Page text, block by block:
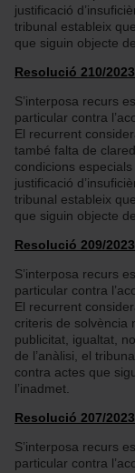
justificació
tribunal estableix
que siguin objecte
Resolució 210/2023
S’interposa recurs
particular contra
El recurrent
també falta de
condicions
justificació
tribunal estableix
que siguin objecte
Resolució 209/2023
S’interposa recurs
particular contra
El recurrent
criteris de solvència
publicitat, igualtat,
de l’anàlisi, el
contra actes que
l’inadmet.
Resolució 207/2023
S’interposa recurs
particular contra